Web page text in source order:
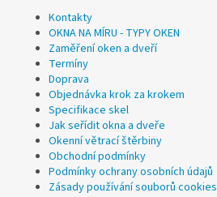
Kontakty
OKNA NA MÍRU - TYPY OKEN
Zaměření oken a dveří
Termíny
Doprava
Objednávka krok za krokem
Specifikace skel
Jak seřídit okna a dveře
Okenní větrací štěrbiny
Obchodní podmínky
Podmínky ochrany osobních údajů
Zásady používání souborů cookies